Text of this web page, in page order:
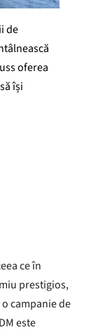
de
oferea
își
ce în
prestigios,
campanie de
este